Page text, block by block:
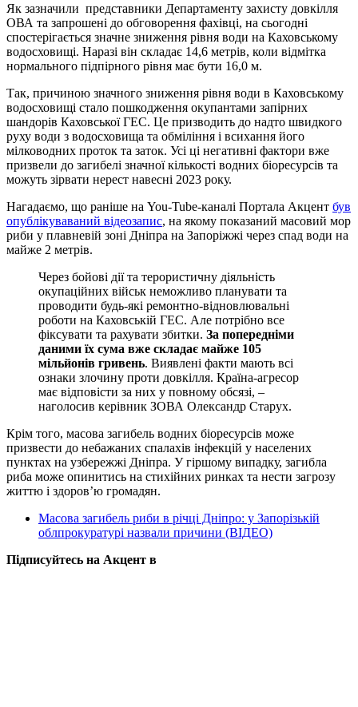
Як зазначили представники Департаменту захисту довкілля
ОВА та запрошені до обговорення фахівці, на сьогодні
спостерігається значне зниження рівня води на Каховському
водосховищі. Наразі він складає 14,6 метрів, коли відмітка
нормального підпірного рівня має бути 16,0 м.
Так, причиною значного зниження рівня води в Каховському
водосховищі стало пошкодження окупантами запірних
шандорів Каховської ГЕС. Це призводить до надто швидкого
руху води з водосховища та обміління і всихання його
мілководних проток та заток. Усі ці негативні фактори вже
призвели до загибелі значної кількості водних біоресурсів та
можуть зірвати нерест навесні 2023 року.
Нагадаємо, що раніше на You-Tube-каналі Портала Акцент був
опублікуваваний відеозапис, на якому показаний масовий мор
риби у плавневій зоні Дніпра на Запоріжжі через спад води на
майже 2 метрів.
Через бойові дії та терористичну діяльність
окупаційних військ неможливо планувати та
проводити будь-які ремонтно-відновлювальні
роботи на Каховській ГЕС. Але потрібно все
фіксувати та рахувати збитки. За попередніми
даними їх сума вже складає майже 105
мільйонів гривень. Виявлені факти мають всі
ознаки злочину проти довкілля. Країна-агресор
має відповісти за них у повному обсязі, –
наголосив керівник ЗОВА Олександр Старух.
Крім того, масова загибель водних біоресурсів може
призвести до небажаних спалахів інфекцій у населених
пунктах на узбережжі Дніпра. У гіршому випадку, загибла
риба може опинитись на стихійних ринках та нести загрозу
життю і здоров’ю громадян.
Масова загибель риби в річці Дніпро: у Запорізькій
облпрокуратурі назвали причини (ВІДЕО)
Підписуйтесь на Акцент в